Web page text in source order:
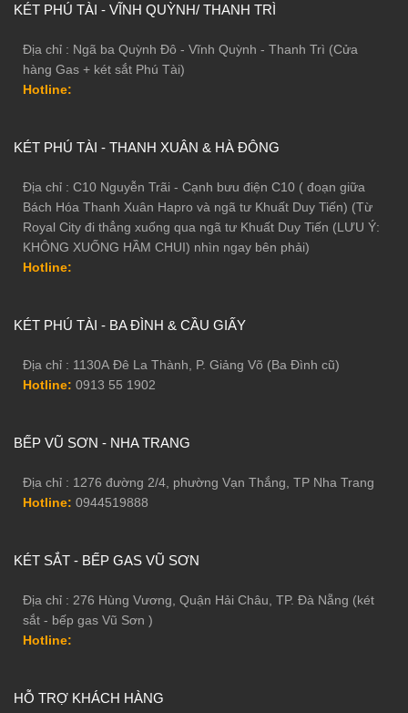
KÉT PHÚ TÀI - VĨNH QUỲNH/ THANH TRÌ
Địa chỉ : Ngã ba Quỳnh Đô - Vĩnh Quỳnh - Thanh Trì (Cửa
hàng Gas + két sắt Phú Tài)
Hotline:
KÉT PHÚ TÀI - THANH XUÂN & HÀ ĐÔNG
Địa chỉ : C10 Nguyễn Trãi - Cạnh bưu điện C10 ( đoạn giữa
Bách Hóa Thanh Xuân Hapro và ngã tư Khuất Duy Tiến) (Từ
Royal City đi thẳng xuống qua ngã tư Khuất Duy Tiến (LƯU Ý:
KHÔNG XUỐNG HẦM CHUI) nhìn ngay bên phải)
Hotline:
KÉT PHÚ TÀI - BA ĐÌNH & CẦU GIẤY
Địa chỉ : 1130A Đê La Thành, P. Giảng Võ (Ba Đình cũ)
Hotline: 0913 55 1902
BẾP VŨ SƠN - NHA TRANG
Địa chỉ : 1276 đường 2/4, phường Vạn Thắng, TP Nha Trang
Hotline: 0944519888
KÉT SẮT - BẾP GAS VŨ SƠN
Địa chỉ : 276 Hùng Vương, Quận Hải Châu, TP. Đà Nẵng (két
sắt - bếp gas Vũ Sơn )
Hotline:
HỖ TRỢ KHÁCH HÀNG